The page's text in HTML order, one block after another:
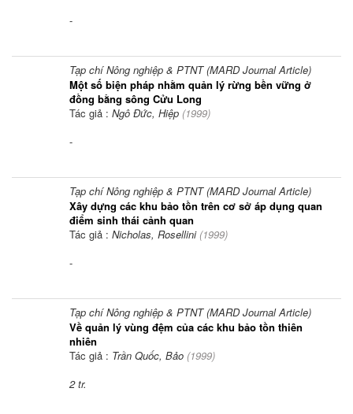
-
Tạp chí Nông nghiệp & PTNT (MARD Journal Article)
Một số biện pháp nhằm quản lý rừng bền vững ở
đồng bằng sông Cửu Long
Tác giả : Ngô Đức, Hiệp (1999)
-
Tạp chí Nông nghiệp & PTNT (MARD Journal Article)
Xây dựng các khu bảo tồn trên cơ sở áp dụng quan
điểm sinh thái cảnh quan
Tác giả : Nicholas, Rosellini(1999)
-
Tạp chí Nông nghiệp & PTNT (MARD Journal Article)
Về quản lý vùng đệm của các khu bảo tồn thiên
nhiên
Tác giả : Trần Quốc, Bảo (1999)
2 tr.